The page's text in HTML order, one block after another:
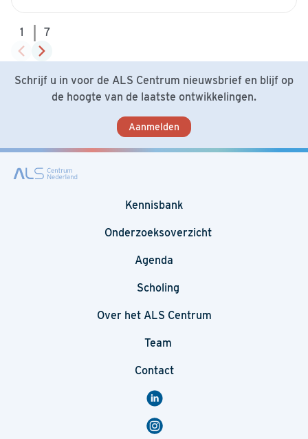
1 7
Schrijf u in voor de ALS Centrum nieuwsbrief en blijf op
de hoogte van de laatste ontwikkelingen.
Aanmelden
Kennisbank
Onderzoeksoverzicht
Agenda
Scholing
Over het ALS Centrum
Team
Contact